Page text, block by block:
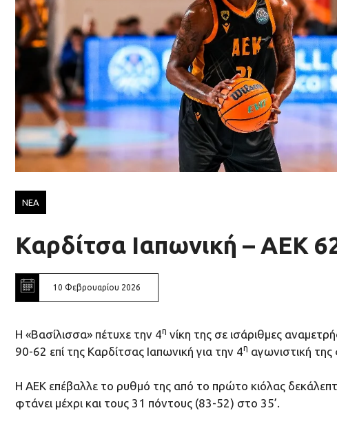
ΝΕΑ
Καρδίτσα Ιαπωνική – ΑΕΚ
10 Φεβρουαρίου 2026
Η «Βασίλισσα» πέτυχε την 4η νίκη της σε ισάριθμες
90-62 επί της Καρδίτσας Ιαπωνική για την 4η αγωνιστική
Η ΑΕΚ επέβαλλε το ρυθμό της από το πρώτο κιόλας
φτάνει μέχρι και τους 31 πόντους (83-52) στο 35’.